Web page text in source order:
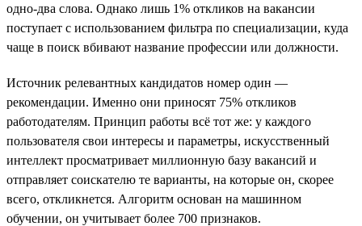
одно-два слова. Однако лишь 1% откликов на вакансии
поступает с использованием фильтра по специализации, куда
чаще в поиск вбивают название профессии или должности.
Источник релевантных кандидатов номер один —
рекомендации. Именно они приносят 75% откликов
работодателям. Принцип работы всё тот же: у каждого
пользователя свои интересы и параметры, искусственный
интеллект просматривает миллионную базу вакансий и
отправляет соискателю те варианты, на которые он, скорее
всего, откликнется. Алгоритм основан на машинном
обучении, он учитывает более 700 признаков.